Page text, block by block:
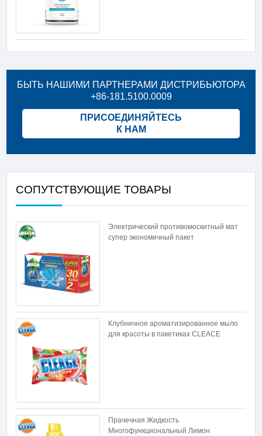
БЫТЬ НАШИМИ ПАРТНЕРАМИ ДИСТРИБЬЮТОРА
+86-181.5100.0009
ПРИСОЕДИНЯЙТЕСЬ
К НАМ
СОПУТСТВУЮЩИЕ ТОВАРЫ
Электрический противомоскитный мат
супер экономичный пакет
Клубничное ароматизированное мыло
для красоты в пакетиках CLEACE
Прачечная Жидкость
Многофункциональный Лимон